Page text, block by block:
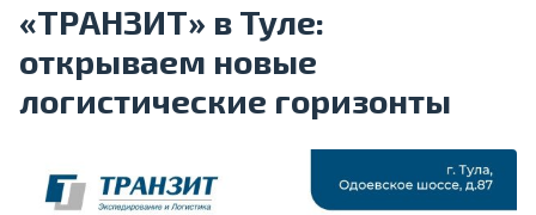
«ТРАНЗИТ» в Туле:
открываем новые
логистические горизонты